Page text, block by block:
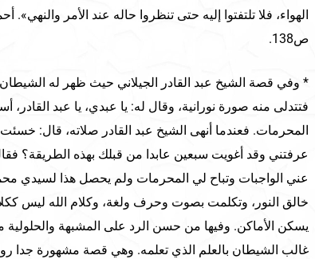
الهواء، فلا تلتفتوا إليه حتى تنظروا حاله عند الأمر والنهي».
ص138.
* وفي قصة الشيخ عبد القادر الجيلاني حيث ظهر له
فتتدلى منه صورة نورانية، وقال له: يا عبدي، يا عبد
المحرمات. فعندما أنهى الشيخ عبد القادر صلاته، قال:
عرفتني وقد أغويت سبعين عابدا من قبلك بهذه الطريقة؟
عني الواجبات وتباح لي المحرمات ولم يحصل هذا لسيدي
خالق النور، وتكلمت بصوت وحرف ولغة، وكلام الله ليس
غالب الشيطان بالعلم الذي تعلمه. وهي قصة مشهورة جدا